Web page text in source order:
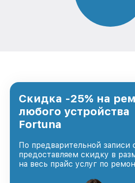
Скидка -25% на
любого устройства
Fortuna
По предварительной записи
предоставляем скидку в
на весь прайс услуг по